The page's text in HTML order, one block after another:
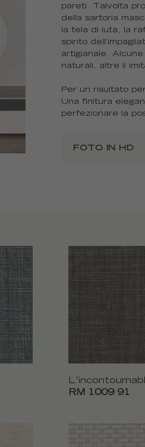
pareti. Talvolta
della sartoria
la tela di iuta, la
spirito
artigianale.
naturali, altre li
Per un risultato
Una finitura
perfezionare la
FOTO IN HD
RM 1009 91